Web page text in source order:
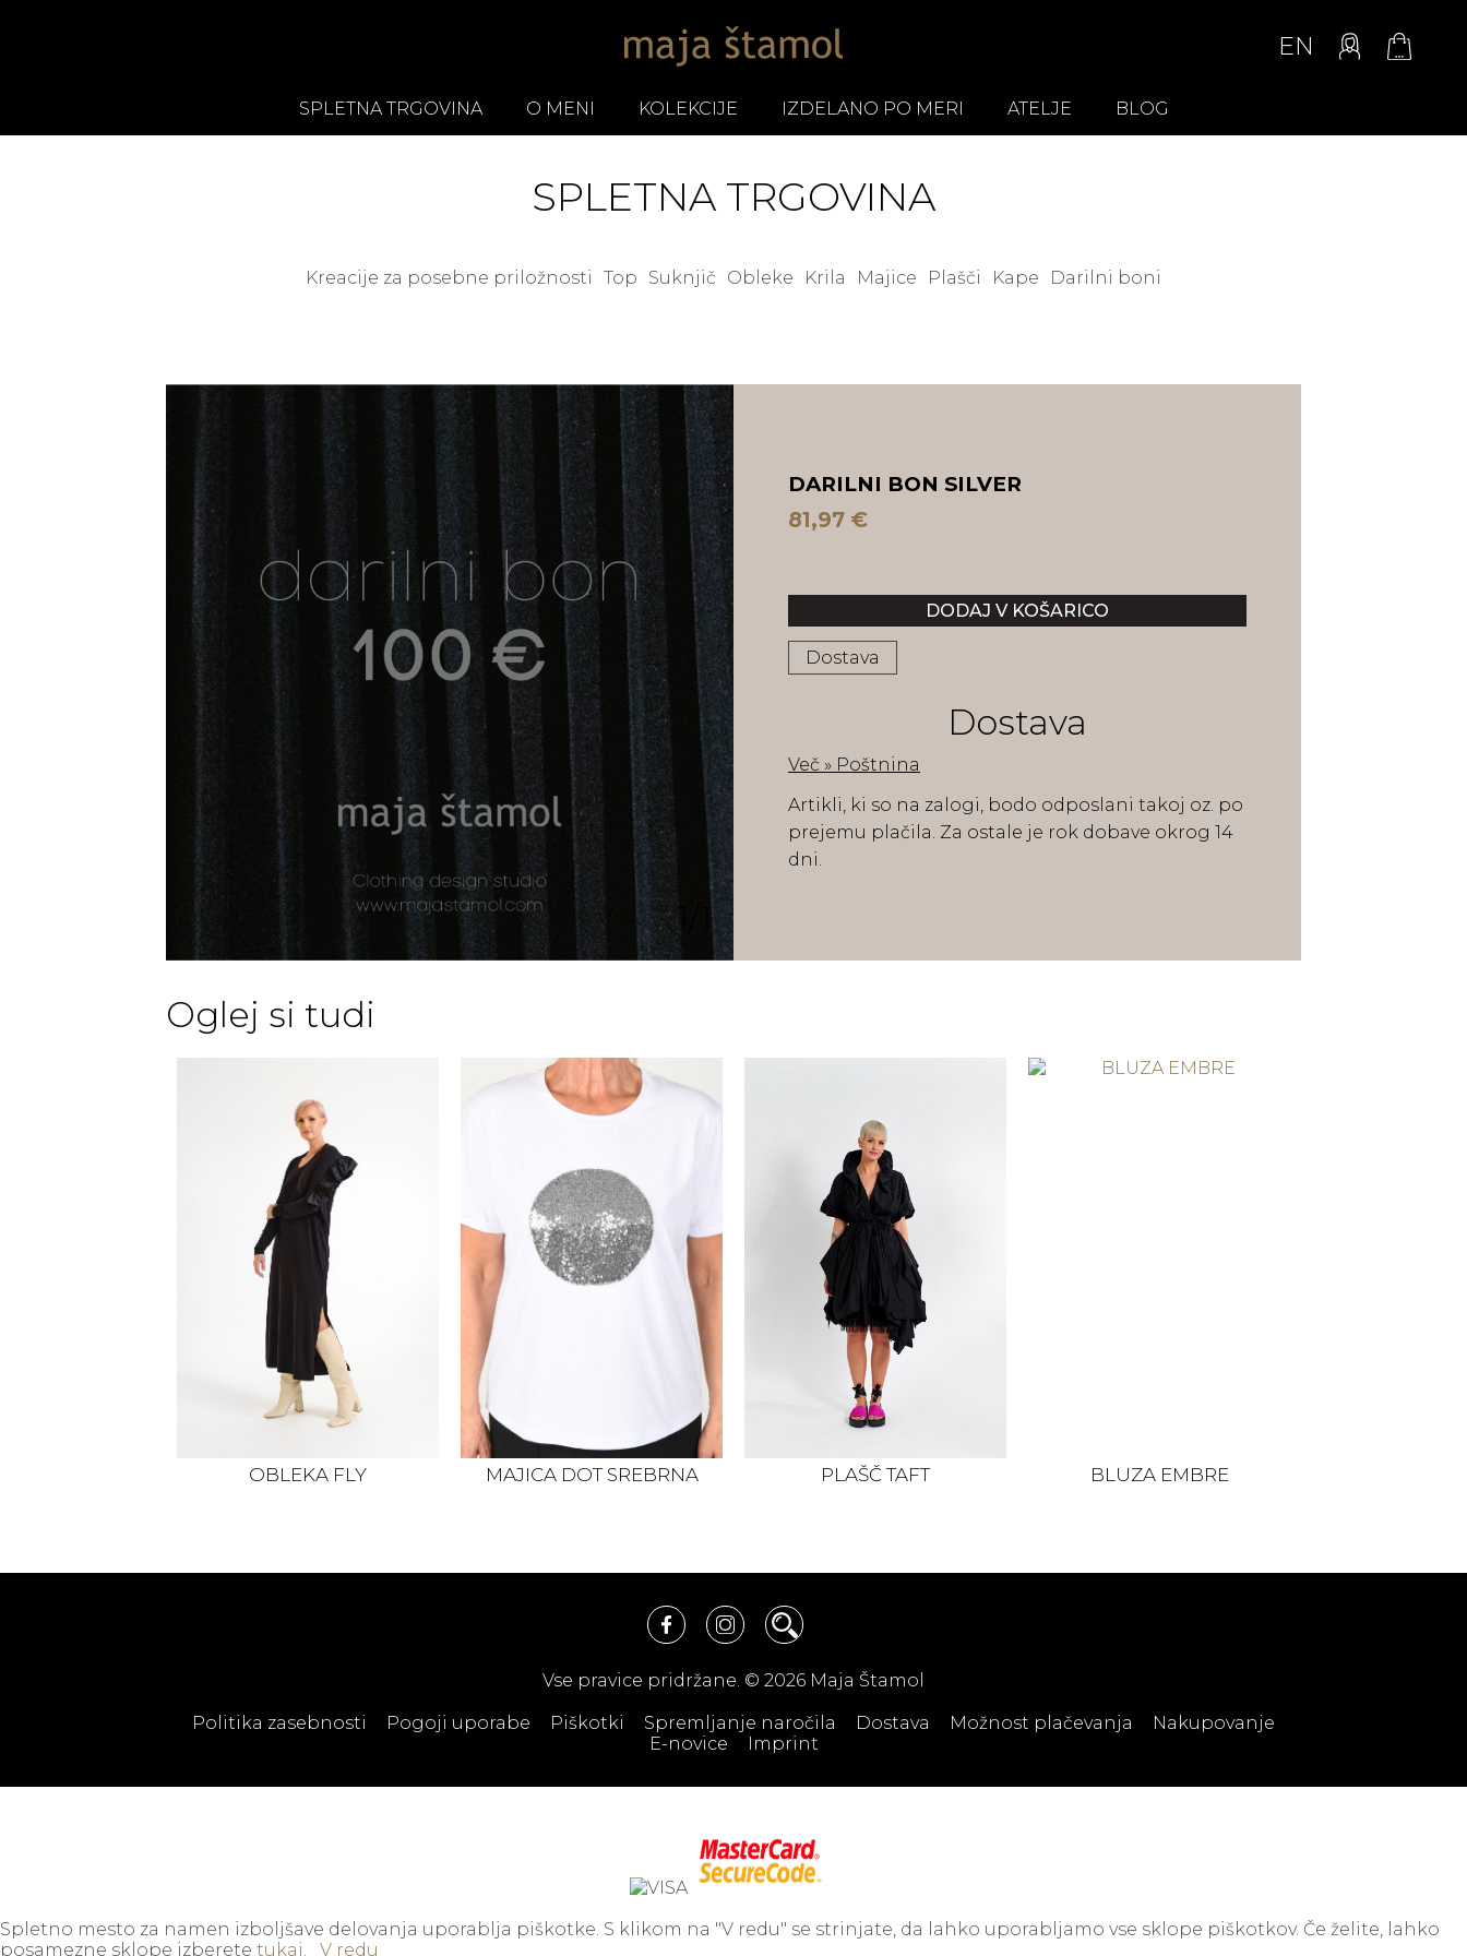
EN
SPLETNA TRGOVINA O MENI KOLEKCIJE IZDELANO PO MERI ATELJE BLOG
SPLETNA TRGOVINA
Kreacije za posebne priložnosti Top Suknjič Obleke Krila Majice Plašči Kape Darilni boni
1/1
DARILNI BON SILVER
81,97 €
Dostava
Dostava
Več » Poštnina
Artikli, ki so na zalogi, bodo odposlani takoj oz. po
prejemu plačila. Za ostale je rok dobave okrog 14
dni.
Oglej si tudi
OBLEKA FLY MAJICA DOT SREBRNA PLAŠČ TAFT BLUZA EMBRE
Vse pravice pridržane. © 2026 Maja Štamol
Politika zasebnosti Pogoji uporabe Piškotki Spremljanje naročila Dostava Možnost plačevanja
Nakupovanje
E-novice
Imprint
Spletno mesto za namen izboljšave delovanja uporablja piškotke. S klikom na "V redu" se strinjate, da lahko uporabljamo vse sklope piškotkov. Če želite, lahko
posamezne sklope izberete tukaj. V redu